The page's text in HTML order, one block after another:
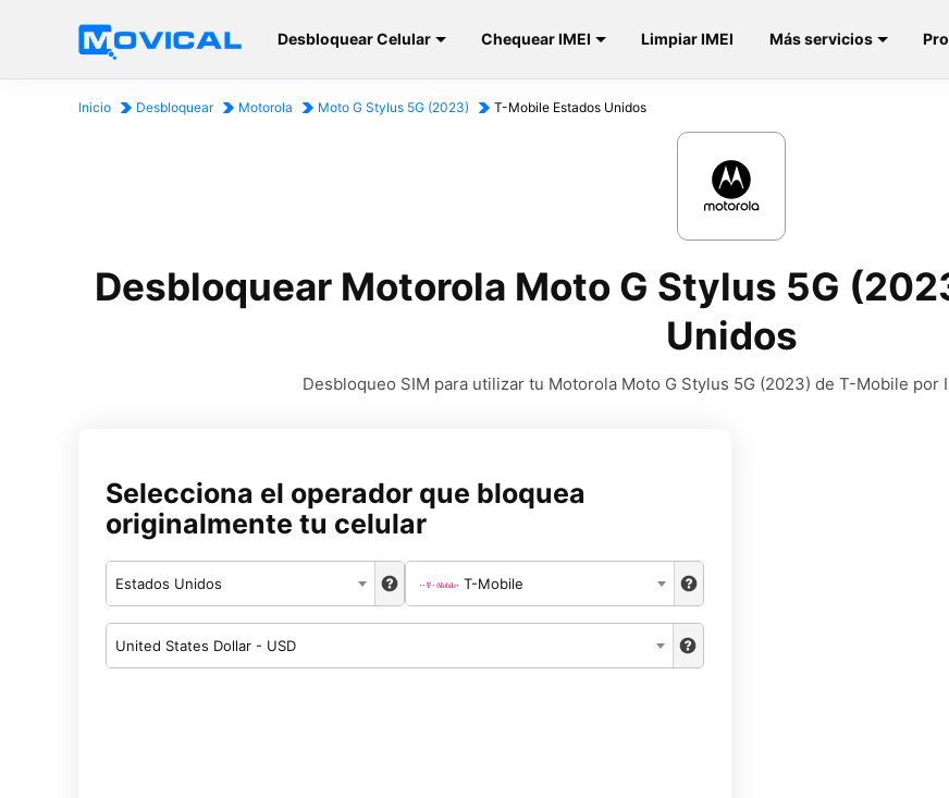
Desbloquear Celular Chequear IMEI Limpiar IMEI Más servicios
Inicio Desbloquear Motorola Moto G Stylus 5G (2023) T-Mobile Estados Unidos
Desbloquear Motorola Moto G Stylus 5G
Unidos
Desbloqueo SIM para utilizar tu Motorola Moto G Stylus 5G (2023) de T-Mobile por
Selecciona el operador que bloquea
originalmente tu celular
Estados Unidos T-Mobile
United States Dollar - USD